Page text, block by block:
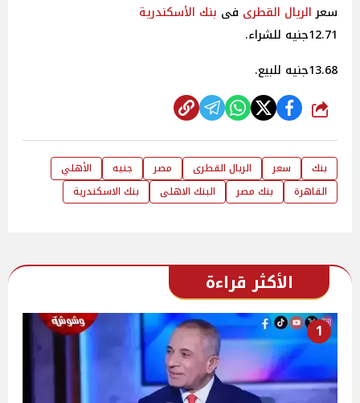
سعرالريال القطرى فى بنك الأسكندرية
12.71جنيه للشراء.
13.68جنيه للبيع.
شارك
بنك سعر الريال القطرى مصر جنيه
الأهلي
القاهرة
بنك مصر البنك الاهلى بنك الاسكندرية
الأكثر قراءة
1